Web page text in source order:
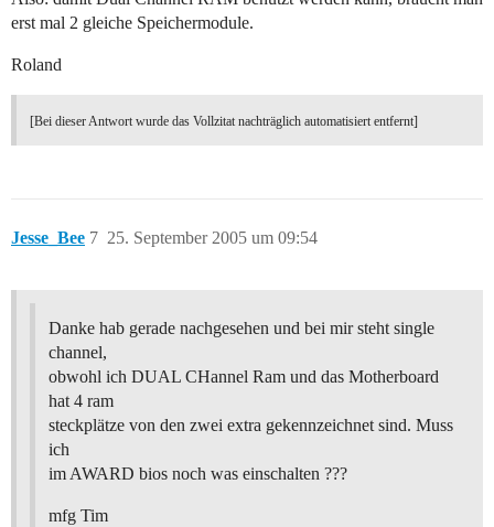
erst mal 2 gleiche Speichermodule.
Roland
[Bei dieser Antwort wurde das Vollzitat nachträglich automatisiert entfernt]
Jesse_Bee 25. September 2005 um 09:54
7
Danke hab gerade nachgesehen und bei mir steht single
channel,
obwohl ich DUAL CHannel Ram und das Motherboard
hat 4 ram
steckplätze von den zwei extra gekennzeichnet sind. Muss
ich
im AWARD bios noch was einschalten ???
mfg Tim